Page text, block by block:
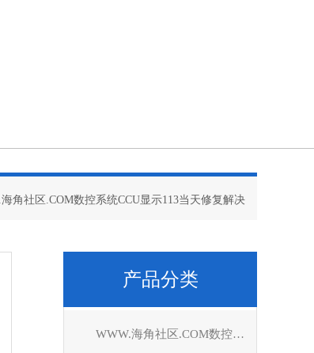
角社区.COM数控系统CCU显示113当天修复解决
产品分类
WWW.海角社区.COM数控系统维修